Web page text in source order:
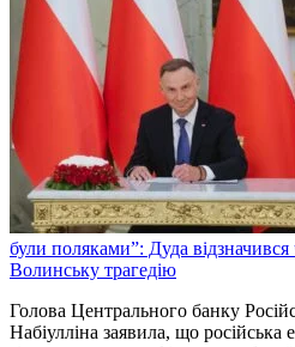
були поляками”: Дуда
Волинську трагедію
Голова Центрального банку
Набіулліна заявила, що російська